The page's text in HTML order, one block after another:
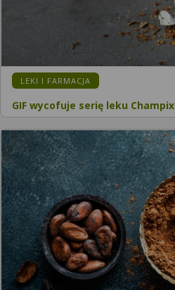
KATEGORIA:
LEKI I FARMACJA
GIF wycofuje serię leku Champix